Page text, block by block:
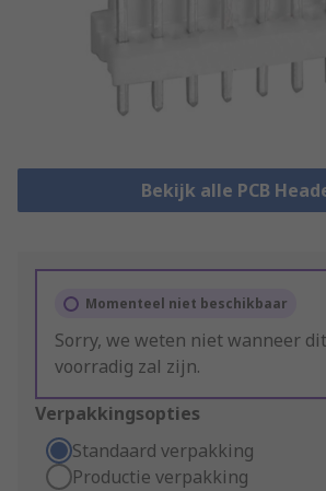
Bekijk alle PCB
Momenteel niet beschikbaar
Sorry, we weten niet wanneer
voorradig zal zijn.
Verpakkingsopties
Standaard verpakking
Productie verpakking